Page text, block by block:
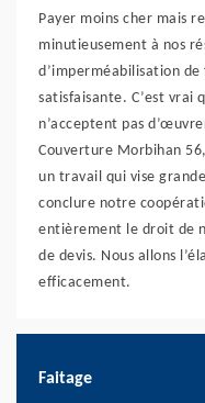
Payer moins cher mais
minutieusement à nos
d’imperméabilisation
satisfaisante. C’est vrai
n’acceptent pas
Couverture Morbihan
un travail qui vise
conclure notre
entièrement le droit de
de devis. Nous allons
efficacement.
Faitage